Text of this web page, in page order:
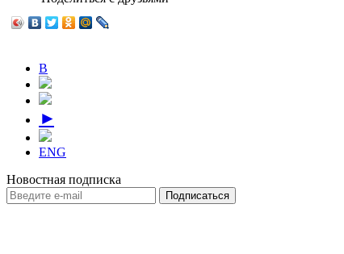
В
►
ENG
Новостная подписка